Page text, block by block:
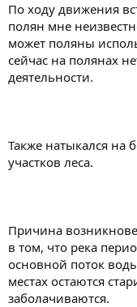
По ходу движения
полян мне
может поляны
сейчас на полянах
деятельности.
Также натыкался на
участков леса.
Причина
в том, что река
основной поток
местах остаются
заболачиваются.